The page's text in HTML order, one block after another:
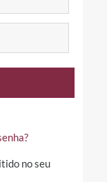
no seu